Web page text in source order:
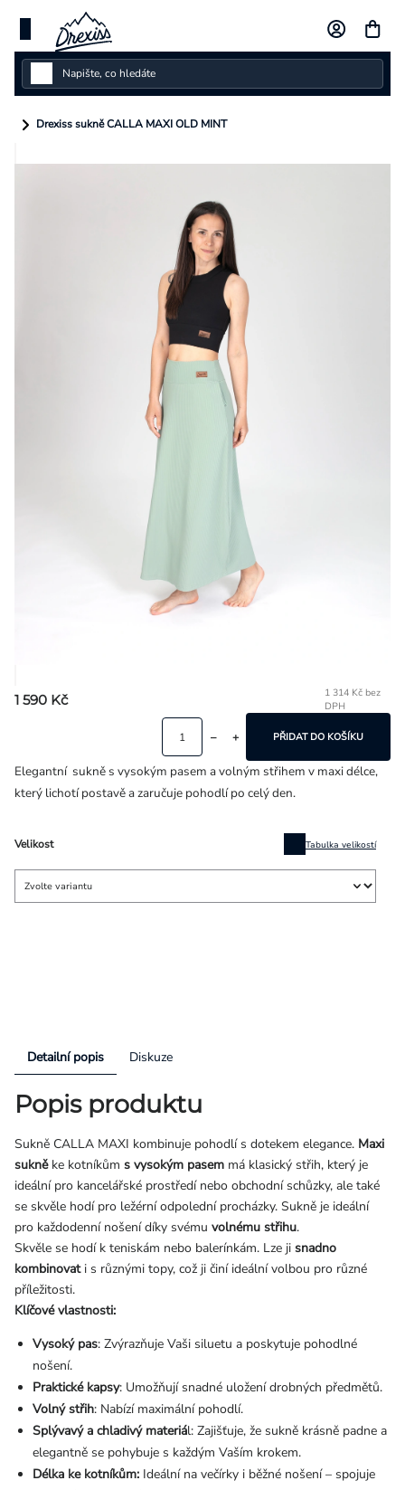
obsah
Dámské
Dětské
Drexiss sukně CALLA MAXI OLD MINT
1 590 Kč
1 314 Kč bez
DPH
Velikost Tabulka velikostí
PŘIDAT DO KOŠÍKU
Elegantní sukně s vysokým pasem a volným střihem v maxi délce,
který lichotí postavě a zaručuje pohodlí po celý den.
Detailní popis Diskuze
Popis produktu
Sukně CALLA MAXI kombinuje pohodlí s dotekem elegance. Maxi
sukně ke kotníkům s vysokým pasem má klasický střih, který je
ideální pro kancelářské prostředí nebo obchodní schůzky, ale také
se skvěle hodí pro ležérní odpolední procházky. Sukně je ideální
pro každodenní nošení díky svému volnému střihu.
Skvěle se hodí k teniskám nebo balerínkám. Lze ji snadno
kombinovati s různými topy, což ji činí ideální volbou pro různé
příležitosti.
Klíčové vlastnosti:
Vysoký pas: Zvýrazňuje Vaši siluetu a poskytuje pohodlné
nošení.
Praktické kapsy: Umožňují snadné uložení drobných předmětů.
Volný střih: Nabízí maximální pohodlí.
Splývavý a chladivý materiál: Zajišťuje, že sukně krásně padne a
elegantně se pohybuje s každým Vaším krokem.
Délka ke kotníkům: Ideální na večírky i běžné nošení – spojuje